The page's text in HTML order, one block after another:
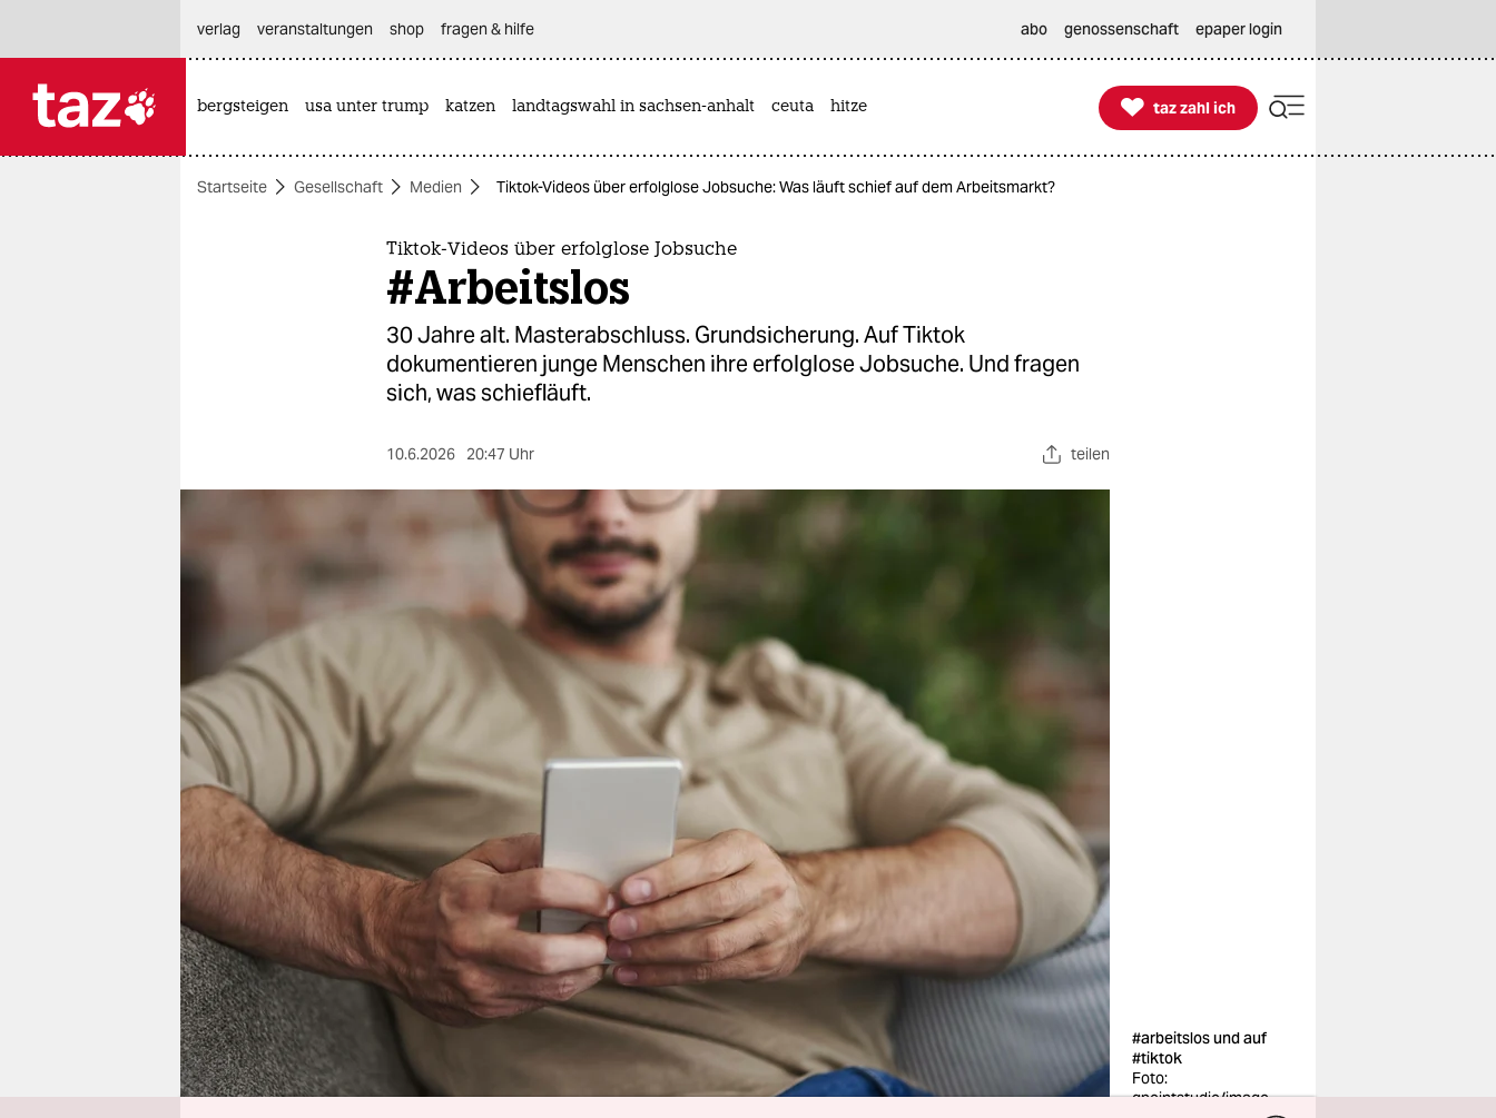
themen
nord
wahrheit
verlag
verlag
veranstaltungen
shop
fragen & hilfe
unterstützen
abo
genossenschaft
epaper login
verlag
veranstaltungen shop fragen & hilfe abo genossenschaft epaper login
bergsteigen usa unter trump katzen landtagswahl in sachsen-anhalt ceuta hitze 
taz zahl ich
taz zahl ich
Startseite Gesellschaft Medien Tiktok-Videos über erfolglose Jobsuche: Was läuft schief auf dem Arbeitsmarkt?
Tiktok-Videos über erfolglose Jobsuche
#Arbeitslos
30 Jahre alt. Masterabschluss. Grundsicherung. Auf Tiktok
dokumentieren junge Menschen ihre erfolglose Jobsuche. Und fragen
sich, was schiefläuft.
10.6.2026 20:47 Uhr teilen
#arbeitslos und auf
#tiktok
Foto:
gpointstudio/imago